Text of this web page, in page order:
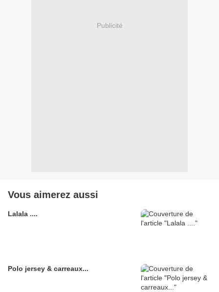
Publicité
Vous aimerez aussi
Lalala ....
Polo jersey & carreaux...